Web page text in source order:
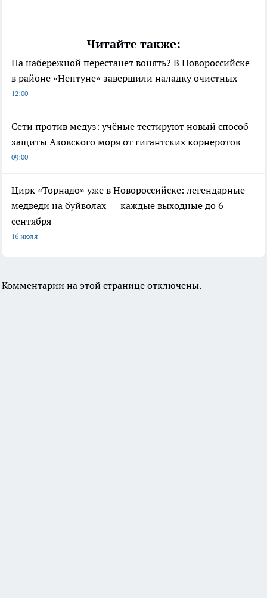
Читайте также:
На набережной перестанет вонять? В Новороссийске
в районе «Нептуне» завершили наладку очистных
12:00
Сети против медуз: учёные тестируют новый способ
защиты Азовского моря от гигантских корнеротов
09:00
Цирк «Торнадо» уже в Новороссийске: легендарные
медведи на буйволах — каждые выходные до 6
сентября
16 июля
Комментарии на этой странице отключены.